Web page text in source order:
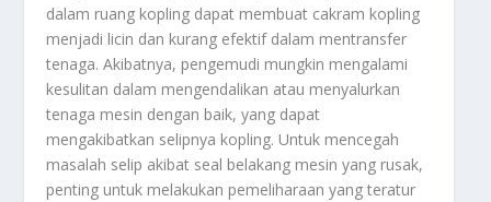
dalam ruang kopling dapat membuat cakram kopling
menjadi licin dan kurang efektif dalam mentransfer
tenaga. Akibatnya, pengemudi mungkin mengalami
kesulitan dalam mengendalikan atau menyalurkan
tenaga mesin dengan baik, yang dapat
mengakibatkan selipnya kopling. Untuk mencegah
masalah selip akibat seal belakang mesin yang rusak,
penting untuk melakukan pemeliharaan yang teratur